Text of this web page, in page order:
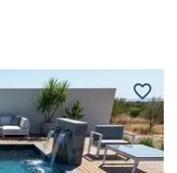
favorite_border